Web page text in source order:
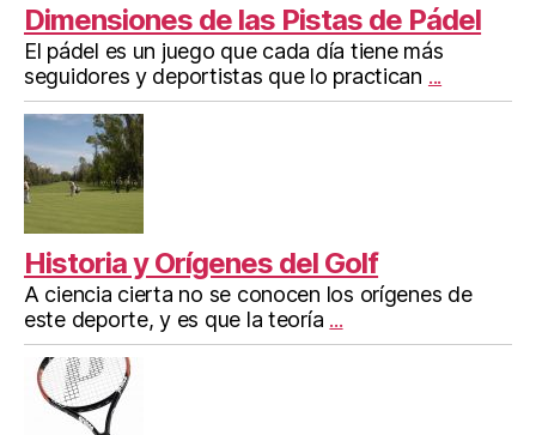
Dimensiones de las Pistas de Pádel
El pádel es un juego que cada día tiene más
seguidores y deportistas que lo practican ...
Historia y Orígenes del Golf
A ciencia cierta no se conocen los orígenes de
este deporte, y es que la teoría ...